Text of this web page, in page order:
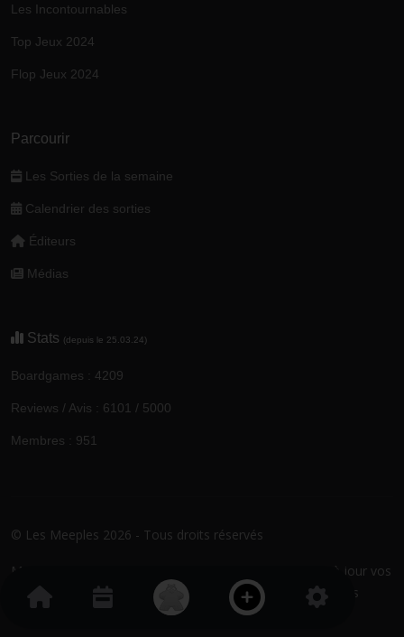
Les Incontournables
Top Jeux 2024
Flop Jeux 2024
Parcourir
Les Sorties de la semaine
Calendrier des sorties
Éditeurs
Médias
Stats (depuis le 25.03.24)
Boardgames : 4209
Reviews / Avis : 6101 / 5000
Membres : 951
© Les Meeples 2026 - Tous droits réservés
Mentions
Légales
Générales
(CGU/CGV)
confidentialité
Mettre à jour vos
préférences
Cookies